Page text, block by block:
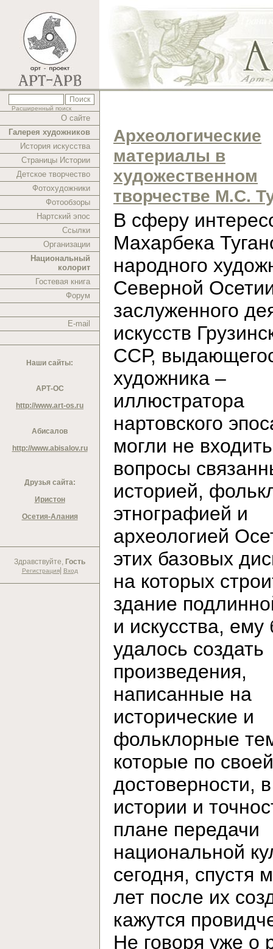
Расширенный поиск
О сайте
Галерея художников
История искусства
Страницы Истории
Детское творчество
Фотохудожники
Фотообзоры
Нартский эпос
Ссылки
Организации
Национальный
колорит
Гостевая книга
Форум
E-mail
Наши сайты:
АРТ-ОС
http://www.art-os.ru
Абисалов
http://www.abisalov.ru
Друзья сайта:
Иристон
Осетия-Алания
Здравствуйте, Гость
Регистрация| Вход
Археологические
материалы в
художественном
творчестве М.С.
В cферу
Махарбека
народного
Северной
заслуженного
искусств
ССР,
художника –
иллюстратора
нартовского
могли не входить
вопросы
историей,
этнографией и
археологией
этих базовых
на которых
здание
и искусства,
удалось создать
произведения,
написанные на
исторические и
фольклорные
которые по своей
достоверности,
истории и
плане передачи
национальной
сегодня, спустя
лет после их
кажутся
Не говоря уже о